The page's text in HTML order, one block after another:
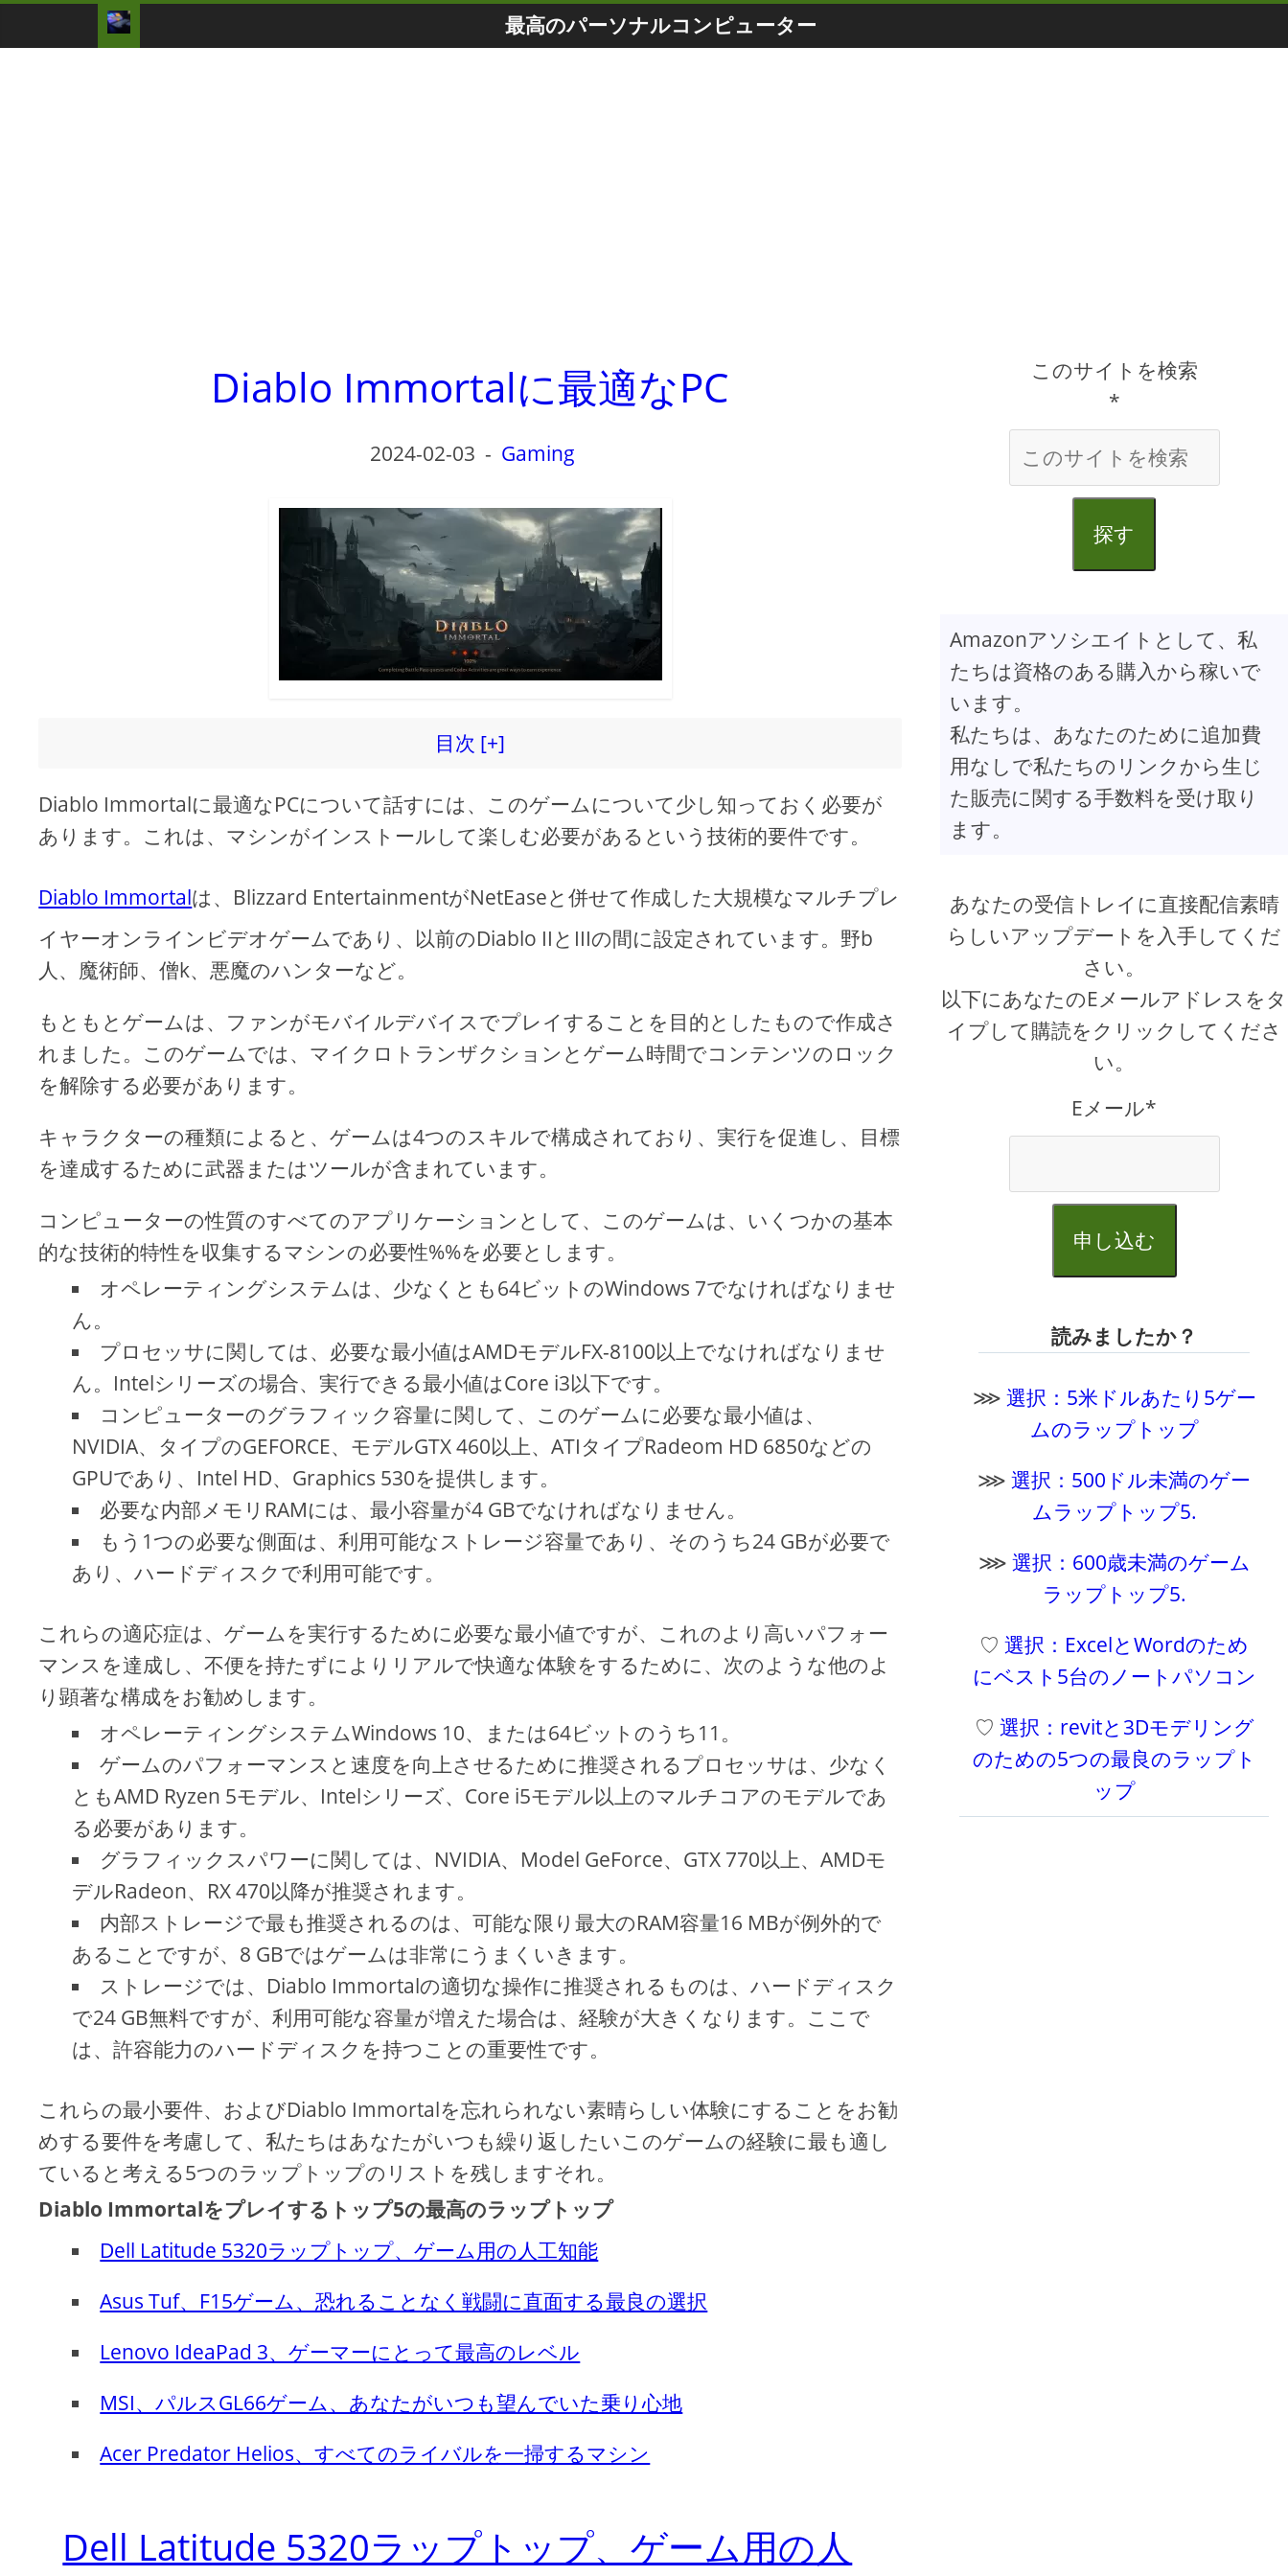
最高のパーソナルコンピューター
Diablo Immortalに最適なPC
2024-02-03 - Gaming
目次 [+]
Diablo Immortalに最適なPCについて話すには、このゲームについて少し知っておく必要が
あります。これは、マシンがインストールして楽しむ必要があるという技術的要件です。
Diablo Immortalは、Blizzard EntertainmentがNetEaseと併せて作成した大規模なマルチプレ
イヤーオンラインビデオゲームであり、以前のDiablo IIとIIIの間に設定されています。野b
人、魔術師、僧k、悪魔のハンターなど。
もともとゲームは、ファンがモバイルデバイスでプレイすることを目的としたもので作成さ
れました。このゲームでは、マイクロトランザクションとゲーム時間でコンテンツのロック
を解除する必要があります。
キャラクターの種類によると、ゲームは4つのスキルで構成されており、実行を促進し、目標
を達成するために武器またはツールが含まれています。
コンピューターの性質のすべてのアプリケーションとして、このゲームは、いくつかの基本
的な技術的特性を収集するマシンの必要性%%を必要とします。
オペレーティングシステムは、少なくとも64ビットのWindows 7でなければなりませ
ん。
プロセッサに関しては、必要な最小値はAMDモデルFX-8100以上でなければなりませ
ん。Intelシリーズの場合、実行できる最小値はCore i3以下です。
コンピューターのグラフィック容量に関して、このゲームに必要な最小値は、
NVIDIA、タイプのGEFORCE、モデルGTX 460以上、ATIタイプRadeom HD 6850などの
GPUであり、Intel HD、Graphics 530を提供します。
必要な内部メモリRAMには、最小容量が4 GBでなければなりません。
もう1つの必要な側面は、利用可能なストレージ容量であり、そのうち24 GBが必要で
あり、ハードディスクで利用可能です。
これらの適応症は、ゲームを実行するために必要な最小値ですが、これのより高いパフォー
マンスを達成し、不便を持たずによりリアルで快適な体験をするために、次のような他のよ
り顕著な構成をお勧めします。
オペレーティングシステムWindows 10、または64ビットのうち11。
ゲームのパフォーマンスと速度を向上させるために推奨されるプロセッサは、少なく
ともAMD Ryzen 5モデル、Intelシリーズ、Core i5モデル以上のマルチコアのモデルであ
る必要があります。
グラフィックスパワーに関しては、NVIDIA、Model GeForce、GTX 770以上、AMDモ
デルRadeon、RX 470以降が推奨されます。
内部ストレージで最も推奨されるのは、可能な限り最大のRAM容量16 MBが例外的で
あることですが、8 GBではゲームは非常にうまくいきます。
ストレージでは、Diablo Immortalの適切な操作に推奨されるものは、ハードディスク
で24 GB無料ですが、利用可能な容量が増えた場合は、経験が大きくなります。ここで
は、許容能力のハードディスクを持つことの重要性です。
これらの最小要件、およびDiablo Immortalを忘れられない素晴らしい体験にすることをお勧
めする要件を考慮して、私たちはあなたがいつも繰り返したいこのゲームの経験に最も適し
ていると考える5つのラップトップのリストを残しますそれ。
Diablo Immortalをプレイするトップ5の最高のラップトップ
Dell Latitude 5320ラップトップ、ゲーム用の人工知能
Asus Tuf、F15ゲーム、恐れることなく戦闘に直面する最良の選択
Lenovo IdeaPad 3、ゲーマーにとって最高のレベル
MSI、パルスGL66ゲーム、あなたがいつも望んでいた乗り心地
Acer Predator Helios、すべてのライバルを一掃するマシン
Dell Latitude 5320ラップトップ、ゲーム用の人
このサイトを検索
*
探す
Amazonアソシエイトとして、私
たちは資格のある購入から稼いで
います。
私たちは、あなたのために追加費
用なしで私たちのリンクから生じ
た販売に関する手数料を受け取り
ます。
あなたの受信トレイに直接配信素晴
らしいアップデートを入手してくだ
さい。
以下にあなたのEメールアドレスをタ
イプして購読をクリックしてくださ
い。
Eメール*
申し込む
読みましたか？
⋙ 選択：5米ドルあたり5ゲー
ムのラップトップ
⋙選択：500ドル未満のゲー
ムラップトップ5.
⋙ 選択：600歳未満のゲーム
ラップトップ5.
♡選択：ExcelとWordのため
にベスト5台のノートパソコン
♡ 選択：revitと3Dモデリング
のための5つの最良のラップト
ップ